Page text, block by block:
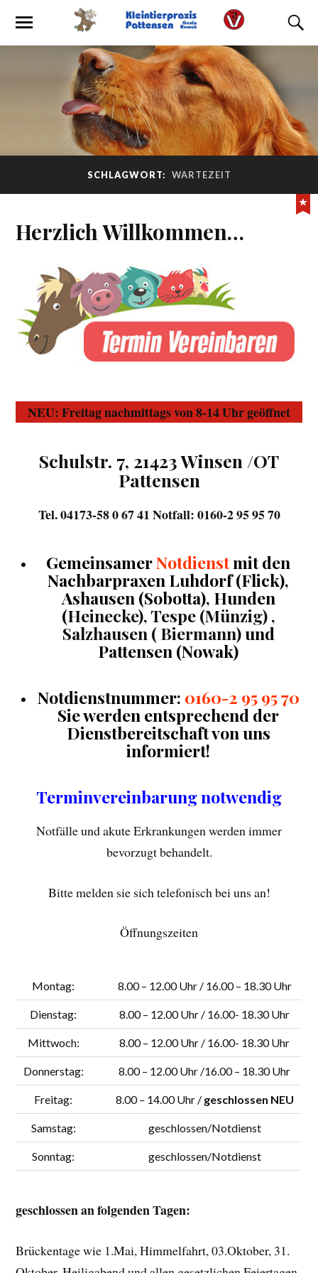
SCHLAGWORT: WARTEZEIT
Herzlich Willkommen…
NEU: Freitag nachmittags von 8-14 Uhr geöffnet
Schulstr. 7, 21423 Winsen /OT
Pattensen
Tel. 04173-58 0 67 41 Notfall: 0160-2 95 95 70
GemeinsamerNotdienstmit den
Nachbarpraxen Luhdorf (Flick),
Ashausen (Sobotta), Hunden
(Heinecke), Tespe (Münzig) ,
Salzhausen ( Biermann)und
Pattensen (Nowak)
Notdienstnummer: 0160-2 95 95 70
Sie werden entsprechend der
Dienstbereitschaft von uns
informiert!
Terminvereinbarung notwendig
Notfälle und akute Erkrankungen werden immer
bevorzugt behandelt.
Bitte melden sie sich telefonisch bei uns an!
Öffnungszeiten
Montag: 8.00 – 12.00 Uhr / 16.00 – 18.30 Uhr
Dienstag: 8.00 – 12.00 Uhr / 16.00- 18.30 Uhr
Mittwoch: 8.00 – 12.00 Uhr / 16.00- 18.30 Uhr
Donnerstag: 8.00 – 12.00 Uhr /16.00 – 18.30 Uhr
Freitag: 8.00 – 14.00 Uhr / geschlossen NEU
Samstag: geschlossen/Notdienst
Sonntag: geschlossen/Notdienst
geschlossen an folgenden Tagen:
Brückentage wie 1.Mai, Himmelfahrt, 03.Oktober, 31.